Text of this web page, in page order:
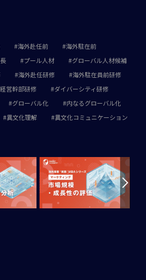
海外赴任前
海外駐在前
プール人材
グローバル人材候補
海外赴任研修
海外駐在員前研修
経営幹部研修
ダイバーシティ研修
グローバル化
内なるグローバル化
異文化理解
異文化コミュニケーション